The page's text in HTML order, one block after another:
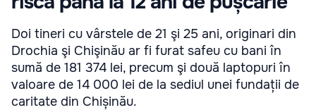
Doi tineri cu vârstele de 21 şi 25 ani, originari din
Drochia şi Chişinău ar fi furat safeu cu bani în
sumă de 181 374 lei, precum şi două laptopuri în
valoare de 14 000 lei de la sediul unei fundații de
caritate din Chișinău.